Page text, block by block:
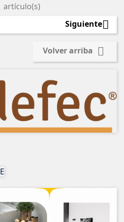
artículo(s)
Siguiente
Volver arriba 